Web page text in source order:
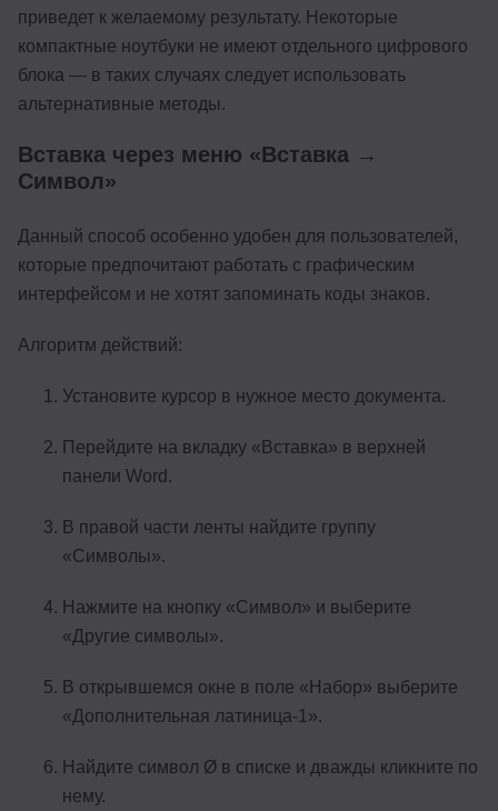
приведет к желаемому результату. Некоторые
компактные ноутбуки не имеют отдельного цифрового
блока — в таких случаях следует использовать
альтернативные методы.
Вставка через меню «Вставка →
Символ»
Данный способ особенно удобен для пользователей,
которые предпочитают работать с графическим
интерфейсом и не хотят запоминать коды знаков.
Алгоритм действий:
Установите курсор в нужное место документа.
Перейдите на вкладку «Вставка» в верхней
панели Word.
В правой части ленты найдите группу
«Символы».
Нажмите на кнопку «Символ» и выберите
«Другие символы».
В открывшемся окне в поле «Набор» выберите
«Дополнительная латиница-1».
Найдите символ Ø в списке и дважды кликните по
нему.